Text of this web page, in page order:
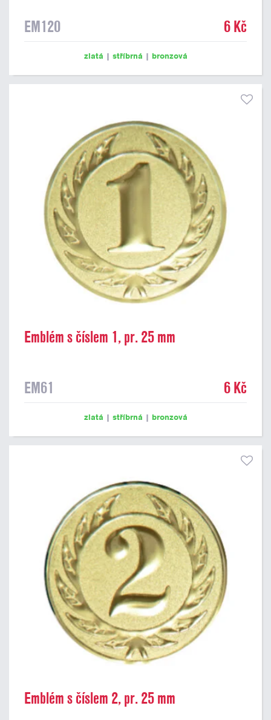
EM120 6 Kč
zlatá | stříbrná | bronzová
Emblém s číslem 1, pr. 25 mm
EM61 6 Kč
zlatá | stříbrná | bronzová
Emblém s číslem 2, pr. 25 mm